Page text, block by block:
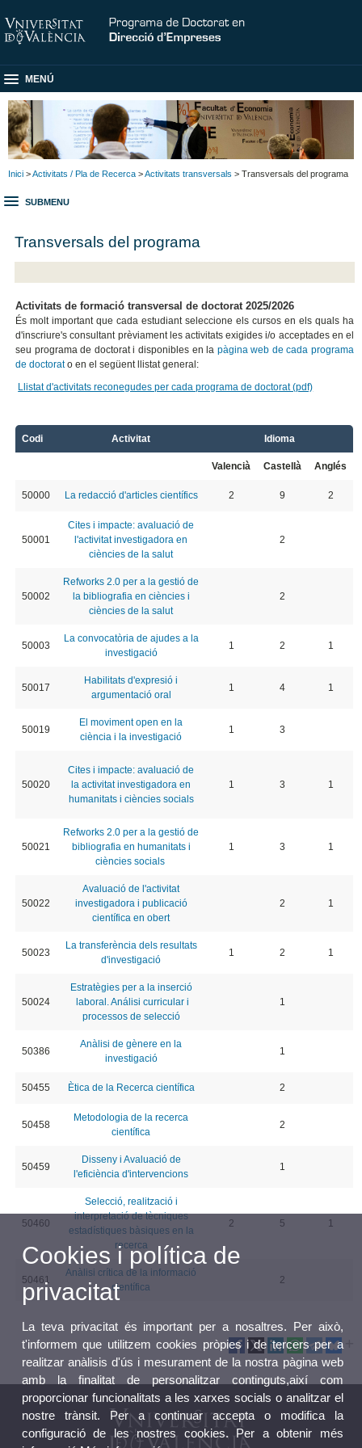
MENÚ
Inici >Activitats / Pla de Recerca >Activitats transversals > Transversals del programa
SUBMENU
Transversals del programa
Activitats de formació transversal de doctorat 2025/2026
És molt important que cada estudiant seleccione els cursos en els quals ha
d'inscriure's consultant prèviament les activitats exigides i/o acceptades en el
seu programa de doctorat i disponibles en la pàgina web de cada programa
de doctorato en el següent llistat general:
Llistat d'activitats reconegudes per cada programa de doctorat (pdf)
Codi Activitat Idioma
Valencià Castellà Anglés
50000 La redacció d'articles científics 2 9 2
50001
Cites i impacte: avaluació de
l'activitat investigadora en
ciències de la salut
2
50002
Refworks 2.0 per a la gestió de
la bibliografia en ciències i
ciències de la salut
2
50003
La convocatòria de ajudes a la
investigació
1 2 1
50017
Habilitats d'expresió i
argumentació oral
1 4 1
50019
El moviment open en la
ciència i la investigació
1 3
50020
Cites i impacte: avaluació de
la activitat investigadora en
humanitats i ciències socials
1 3 1
50021
Refworks 2.0 per a la gestió de
bibliografia en humanitats i
ciències socials
1 3 1
50022
Avaluació de l'activitat
investigadora i publicació
científica en obert
2 1
50023
La transferència dels resultats
d'investigació
1 2 1
50024
Estratègies per a la inserció
laboral. Análisi curricular i
processos de selecció
1
50386
Anàlisi de gènere en la
investigació
1
50455 Ètica de la Recerca científica 2
50458
Metodologia de la recerca
científica
2
50459
Disseny i Avaluació de
l'eficiència d'intervencions
1
50460
Selecció, realització i
interpretació de tècniques
estadístiques bàsiques en la
recerca
2 5 1
50461
Anàlisi crítica de la informació
científica
2
Cookies i política de
privacitat
La teva privacitat és important per a nosaltres. Per això,
t'informem que utilitzem cookies pròpies i de tercers per a
realitzar anàlisis d'ús i mesurament de la nostra pàgina web
amb la finalitat de personalitzar continguts,així com
proporcionar funcionalitats a les xarxes socials o analitzar el
nostre trànsit. Per a continuar accepta o modifica la
configuració de les nostres cookies. Per a obtenir més